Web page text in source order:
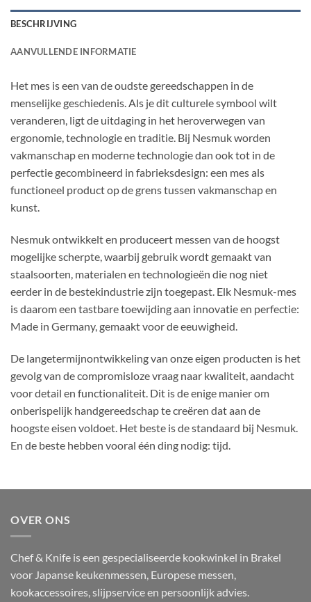
BESCHRIJVING
AANVULLENDE INFORMATIE
Het mes is een van de oudste gereedschappen in de
menselijke geschiedenis. Als je dit culturele symbool wilt
veranderen, ligt de uitdaging in het heroverwegen van
ergonomie, technologie en traditie. Bij Nesmuk worden
vakmanschap en moderne technologie dan ook tot in de
perfectie gecombineerd in fabrieksdesign: een mes als
functioneel product op de grens tussen vakmanschap en
kunst.
Nesmuk ontwikkelt en produceert messen van de hoogst
mogelijke scherpte, waarbij gebruik wordt gemaakt van
staalsoorten, materialen en technologieën die nog niet
eerder in de bestekindustrie zijn toegepast. Elk Nesmuk-mes
is daarom een tastbare toewijding aan innovatie en perfectie:
Made in Germany, gemaakt voor de eeuwigheid.
De langetermijnontwikkeling van onze eigen producten is het
gevolg van de compromisloze vraag naar kwaliteit, aandacht
voor detail en functionaliteit. Dit is de enige manier om
onberispelijk handgereedschap te creëren dat aan de
hoogste eisen voldoet. Het beste is de standaard bij Nesmuk.
En de beste hebben vooral één ding nodig: tijd.
OVER ONS
Chef & Knife is een gespecialiseerde kookwinkel in Brakel
voor Japanse keukenmessen, Europese messen,
kookaccessoires, slijpservice en persoonlijk advies.